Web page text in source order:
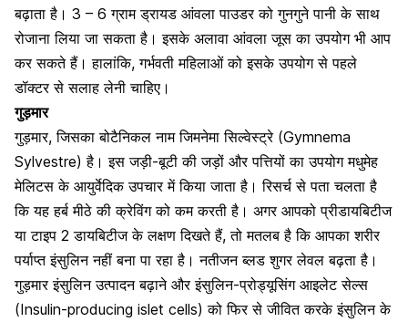
बढ़ाता है। 3 – 6 ग्राम ड्रायड आंवला पाउडर को गुनगुने पानी के साथ
रोजाना लिया जा सकता है। इसके अलावा आंवला जूस का उपयोग भी आप
कर सकते हैं। हालांकि, गर्भवती महिलाओं को इसके उपयोग से पहले
डॉक्टर से सलाह लेनी चाहिए।
गुड़मार
गुड़मार, जिसका बोटैनिकल नाम जिमनेमा सिल्वेस्ट्रे (Gymnema
Sylvestre) है। इस जड़ी-बूटी की जड़ों और पत्तियों का उपयोग मधुमेह
मेलिटस के आयुर्वेदिक उपचार में किया जाता है। रिसर्च से पता चलता है
कि यह हर्ब मीठे की क्रेविंग को कम करती है। अगर आपको प्रीडायबिटीज
या टाइप 2डायबिटीज के लक्षण दिखते हैं, तो मतलब है कि आपका शरीर
पर्याप्त इंसुलिन नहीं बना पा रहा है। नतीजन ब्लड शुगर लेवल बढ़ता है।
गुड़मार इंसुलिन उत्पादन बढ़ाने और इंसुलिन-प्रोड्यूसिंग आइलेट सेल्स
(Insulin-producing islet cells) को फिर से जीवित करके इंसुलिन के